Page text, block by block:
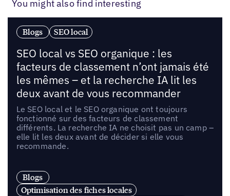
You might also find interesting
Blogs SEO local
SEO local vs SEO organique : les
facteurs de classement n’ont jamais été
les mêmes – et la recherche IA lit les
deux avant de vous recommander
Le SEO local et le SEO organique ont toujours
fonctionné sur des facteurs de classement
différents. La recherche IA ne choisit pas un camp –
elle lit les deux avant de décider si elle vous
recommande.
Blogs
Optimisation des fiches locales